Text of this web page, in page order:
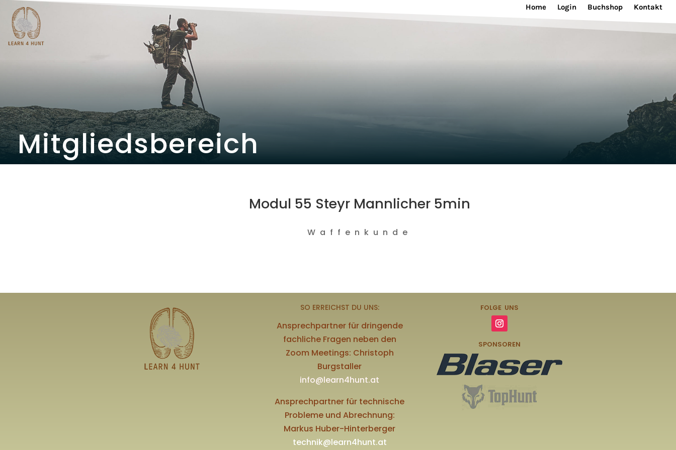
Mitgliedsbereich
Home Login Buchshop Kontakt
Modul 55 Steyr Mannlicher 5min
Waffenkunde
SO ERREICHST DU UNS:
Ansprechpartner für dringende
fachliche Fragen neben den
Zoom Meetings: Christoph
Burgstaller
info@learn4hunt.at
Ansprechpartner für technische
Probleme und Abrechnung:
Markus Huber-Hinterberger
technik@learn4hunt.at
FOLGE UNS
SPONSOREN